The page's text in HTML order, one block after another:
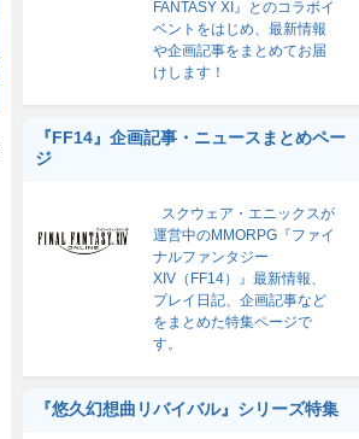
FANTASY XI』とのコラボイ
ベントをはじめ、最新情報
や企画記事をまとめてお届
けします！
『FF14』企画記事・ニュースまとめペー
ジ
スクウェア・エニックスが
運営中のMMORPG『ファイ
ナルファンタジー
XIV（FF14）』最新情報、
プレイ日記、企画記事など
をまとめた特集ページで
す。
『悠久幻想曲リバイバル』シリーズ特集